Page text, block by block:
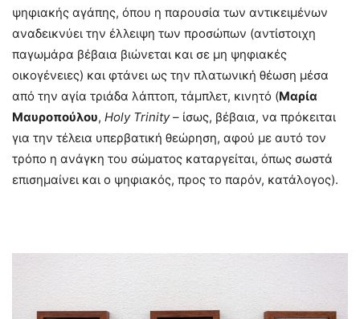
ψηφιακής αγάπης, όπου η παρουσία των αντικειμένων
αναδεικνύει την έλλειψη των προσώπων (αντίστοιχη
παγωμάρα βέβαια βιώνεται και σε μη ψηφιακές
οικογένειες) και φτάνει ως την πλατωνική θέωση μέσα
από την αγία τριάδα λάπτοπ, τάμπλετ, κινητό (Mαρία
Μαυροπούλου, Holy Trinity– ίσως, βέβαια, να πρόκειται
για την τέλεια υπερβατική θεώρηση, αφού με αυτό τον
τρόπο η ανάγκη του σώματος καταργείται, όπως σωστά
επισημαίνει και ο ψηφιακός, προς το παρόν, κατάλογος).